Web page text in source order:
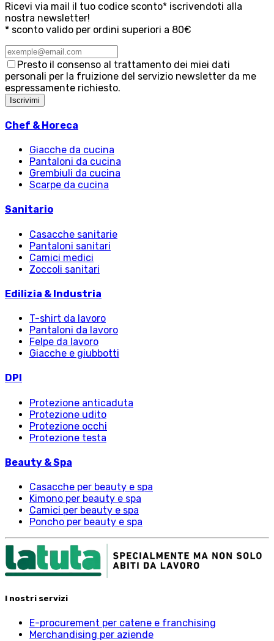
Ricevi via mail il tuo codice sconto* iscrivendoti alla
nostra newsletter!
* sconto valido per ordini superiori a 80€
Presto il consenso al trattamento dei miei dati
personali per la fruizione del servizio newsletter da me
espressamente richiesto.
Iscrivimi
Chef & Horeca
Giacche da cucina
Pantaloni da cucina
Grembiuli da cucina
Scarpe da cucina
Sanitario
Casacche sanitarie
Pantaloni sanitari
Camici medici
Zoccoli sanitari
Edilizia & Industria
T-shirt da lavoro
Pantaloni da lavoro
Felpe da lavoro
Giacche e giubbotti
DPI
Protezione anticaduta
Protezione udito
Protezione occhi
Protezione testa
Beauty & Spa
Casacche per beauty e spa
Kimono per beauty e spa
Camici per beauty e spa
Poncho per beauty e spa
I nostri servizi
E-procurement per catene e franchising
Merchandising per aziende